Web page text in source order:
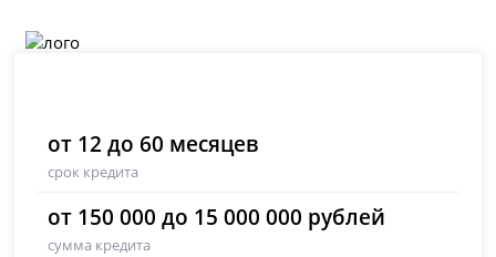
от 12 до 60 месяцев
срок кредита
от 150 000 до 15 000 000 рублей
сумма кредита